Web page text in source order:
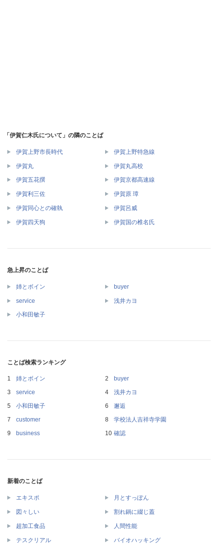
「伊賀仁木氏について」の隣のことば
伊賀上野市長時代 伊賀上野特急線
伊賀丸 伊賀丸高校
伊賀五花撰 伊賀京都高速線
伊賀利三佐 伊賀原 璋
伊賀同心との確執 伊賀呂威
伊賀四天狗 伊賀国の椎名氏
急上昇のことば
姉とボイン buyer
service 浅井カヨ
小和田敏子
ことば検索ランキング
姉とボイン
buyer
service
浅井カヨ
小和田敏子
邂逅
customer
学校法人吉祥寺学園
business
確認
新着のことば
エキスポ 月とすっぽん
図々しい 割れ鍋に綴じ蓋
超加工食品 人間性能
テスクリアル バイオハッキング